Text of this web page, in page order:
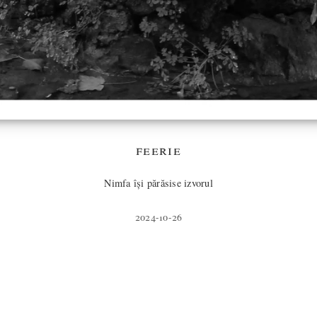
feerie
Nimfa își părăsise izvorul
2024-10-26